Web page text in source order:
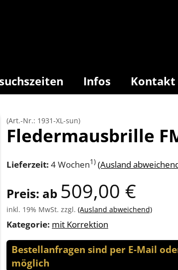
Infos Kontakt
(Art.-Nr.: 1931-XL-sun)
Fledermausbrille
Lieferzeit: 4 Wochen1) (Ausland
Preis: ab 509,00 €
inkl. 19% MwSt. zzgl. (Ausland abweichend)
Kategorie: mit Korrektion
Bestellanfragen sind per E-Mail
möglich